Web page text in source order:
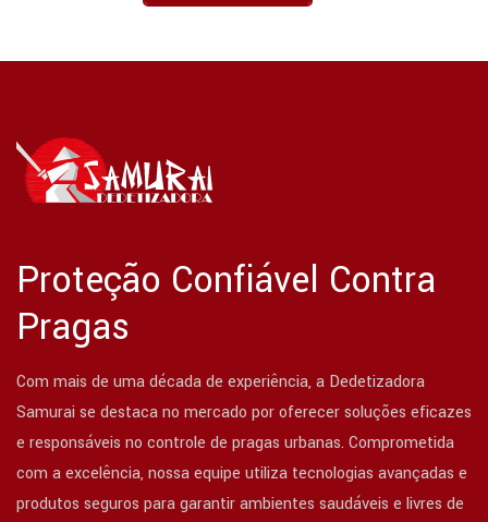
Proteção Confiável Contra
Pragas
Com mais de uma década de experiência, a Dedetizadora
Samurai se destaca no mercado por oferecer soluções eficazes
e responsáveis no controle de pragas urbanas. Comprometida
com a excelência, nossa equipe utiliza tecnologias avançadas e
produtos seguros para garantir ambientes saudáveis e livres de